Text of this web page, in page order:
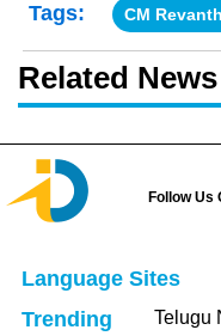
Tags: CM
Related News
Follow Us
Language Sites
Trending Telugu